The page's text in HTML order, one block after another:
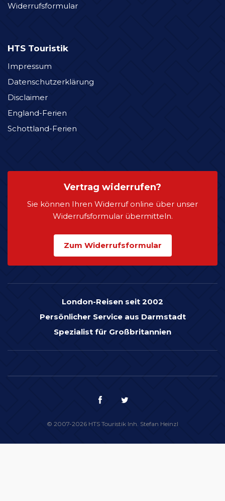
Widerrufsformular
HTS Touristik
Impressum
Datenschutzerklärung
Disclaimer
England-Ferien
Schottland-Ferien
Vertrag widerrufen?
Sie können Ihren Widerruf online über unser
Widerrufsformular übermitteln.
Zum Widerrufsformular
London-Reisen seit 2002
Persönlicher Service aus Darmstadt
Spezialist für Großbritannien
© 2007-2026 HTS Touristik Inh. Stefan Heinzl